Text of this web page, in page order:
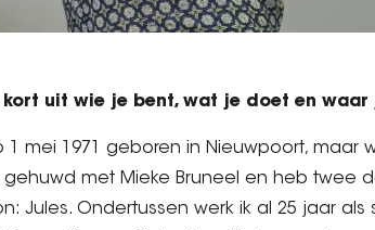
kort uit wie je bent, wat je doet en waar
1 mei 1971 geboren in Nieuwpoort, maar
gehuwd met Mieke Bruneel en heb twee
Jules. Ondertussen werk ik al 25 jaar